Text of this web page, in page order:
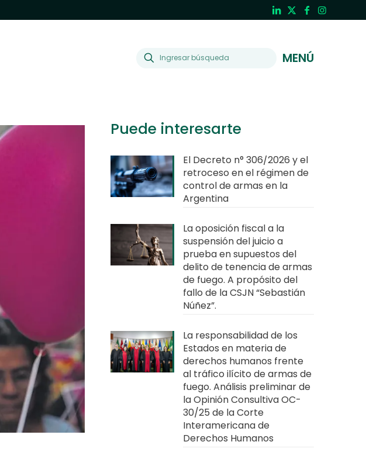
MENÚ
Puede interesarte
El Decreto n° 306/2026 y el
retroceso en el régimen de
control de armas en la
Argentina
La oposición fiscal a la
suspensión del juicio a
prueba en supuestos del
delito de tenencia de armas
de fuego. A propósito del
fallo de la CSJN “Sebastián
Núñez”.
La responsabilidad de los
Estados en materia de
derechos humanos frente
al tráfico ilícito de armas de
fuego. Análisis preliminar de
la Opinión Consultiva OC-
30/25 de la Corte
Interamericana de
Derechos Humanos